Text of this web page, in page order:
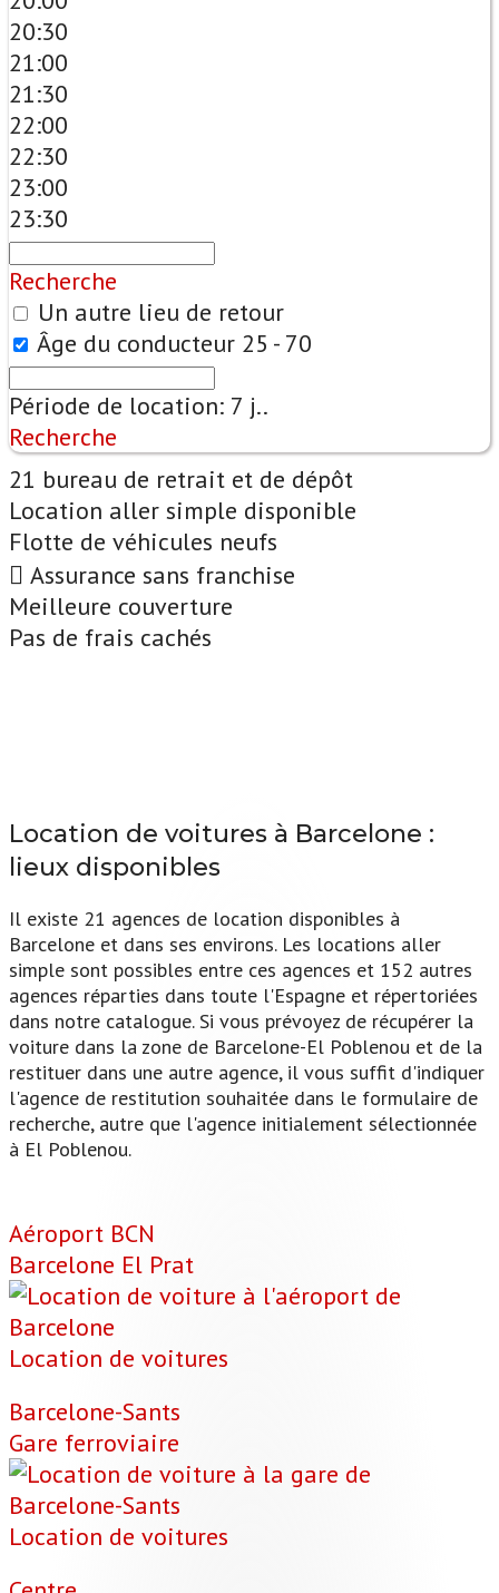
20:30
21:00
21:30
22:00
22:30
23:00
23:30
Recherche
Un autre lieu de retour
Âge du conducteur 25 - 70
Période de location: 7 j..
Recherche
21 bureau de retrait et de dépôt
Location aller simple disponible
Flotte de véhicules neufs
Assurance sans franchise
Meilleure couverture
Pas de frais cachés
Location de voitures à Barcelone :
lieux disponibles
Il existe 21 agences de location disponibles à
Barcelone et dans ses environs. Les locations aller
simple sont possibles entre ces agences et 152 autres
agences réparties dans toute l'Espagne et répertoriées
dans notre catalogue. Si vous prévoyez de récupérer la
voiture dans la zone de Barcelone-El Poblenou et de la
restituer dans une autre agence, il vous suffit d'indiquer
l'agence de restitution souhaitée dans le formulaire de
recherche, autre que l'agence initialement sélectionnée
à El Poblenou.
Aéroport BCN
Barcelone El Prat
Location de voitures
Barcelone-Sants
Gare ferroviaire
Location de voitures